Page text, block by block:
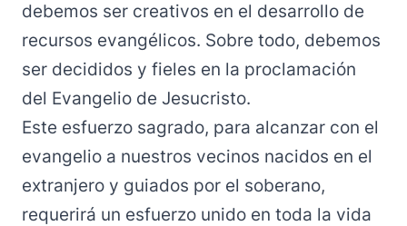
debemos ser creativos en el desarrollo de
recursos evangélicos. Sobre todo, debemos
ser decididos y fieles en la proclamación
del Evangelio de Jesucristo.
Este esfuerzo sagrado, para alcanzar con el
evangelio a nuestros vecinos nacidos en el
extranjero y guiados por el soberano,
requerirá un esfuerzo unido en toda la vida